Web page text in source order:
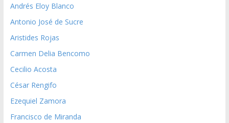
Andrés Eloy Blanco
Antonio José de Sucre
Aristides Rojas
Carmen Delia Bencomo
Cecilio Acosta
César Rengifo
Ezequiel Zamora
Francisco de Miranda